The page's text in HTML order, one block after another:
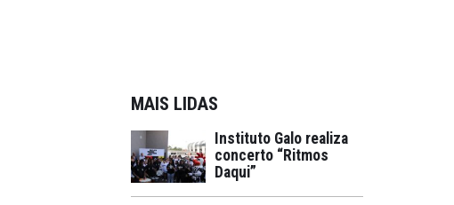
MAIS LIDAS
Instituto Galo realiza
concerto “Ritmos
Daqui”